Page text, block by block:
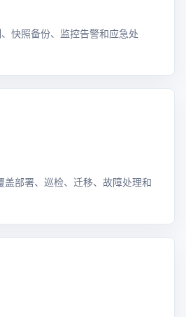
快照备份、监控告警和应急处
盖部署、巡检、迁移、故障处理和